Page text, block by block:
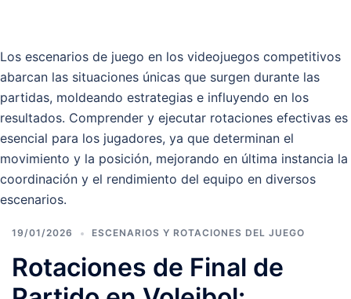
Los escenarios de juego en los videojuegos competitivos
abarcan las situaciones únicas que surgen durante las
partidas, moldeando estrategias e influyendo en los
resultados. Comprender y ejecutar rotaciones efectivas es
esencial para los jugadores, ya que determinan el
movimiento y la posición, mejorando en última instancia la
coordinación y el rendimiento del equipo en diversos
escenarios.
19/01/2026 ESCENARIOS Y ROTACIONES DEL JUEGO
Rotaciones de Final de